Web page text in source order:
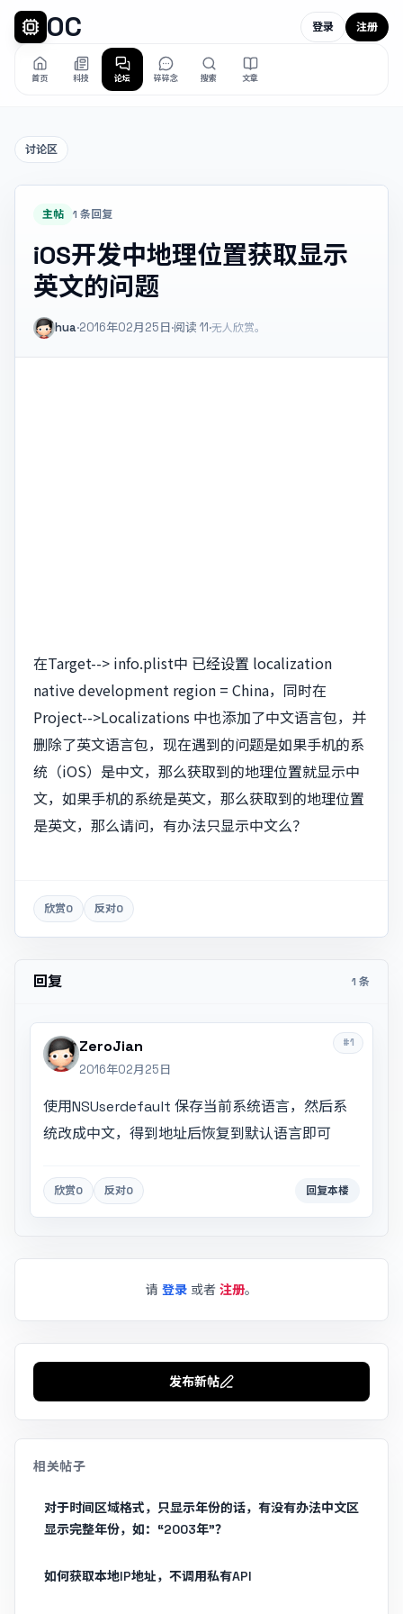
OC
首页 科技 论坛 碎碎念 搜索 文章
登录 注册
讨论区
主帖 1 条回复
iOS开发中地理位置获取显示
英文的问题
hua·2016年02月25日·阅读 11·无人欣赏。
在Target--> info.plist中 已经设置 localization
native development region = China，同时在
Project-->Localizations 中也添加了中文语言包，并
删除了英文语言包，现在遇到的问题是如果手机的系
统（iOS）是中文，那么获取到的地理位置就显示中
文，如果手机的系统是英文，那么获取到的地理位置
是英文，那么请问，有办法只显示中文么？
欣赏0 反对0
回复 1 条
#1
ZeroJian
2016年02月25日
使用NSUserdefault 保存当前系统语言，然后系
统改成中文，得到地址后恢复到默认语言即可
欣赏0 反对0 回复本楼
请 登录 或者 注册。
发布新帖
相关帖子
对于时间区域格式，只显示年份的话，有没有办法中文区
显示完整年份，如：“2003年”？
如何获取本地IP地址，不调用私有API